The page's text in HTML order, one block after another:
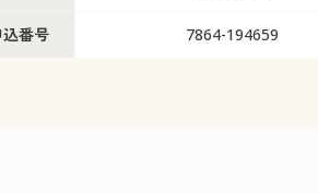
番号 7864-194659